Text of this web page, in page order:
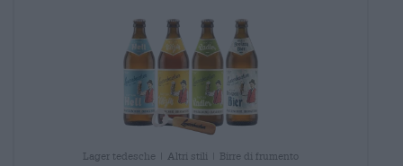
Lager tedesche | Altri stili | Birre di frumento